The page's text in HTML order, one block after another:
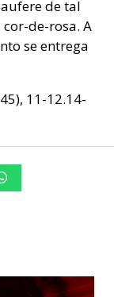
de tal
de-rosa. A
se entrega
11-12.14-